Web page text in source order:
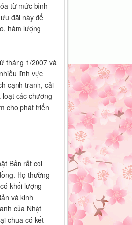
từ mức bình
đãi này để
hàm lượng
tháng 1/2007 và
lĩnh vực
cạnh tranh, cải
loạt các chương
cho phát triển
Bản rất coi
Họ thường
khối lượng
và kinh
của Nhật
chưa có kết